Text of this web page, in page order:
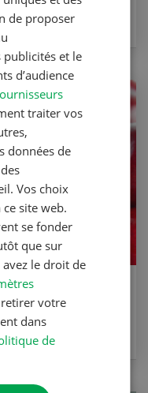
mélisse
de proposer
publicités et le
d’audience
traiter vos
données de
Vos choix
site web.
se fonder
que sur
le droit de
votre
dans
de